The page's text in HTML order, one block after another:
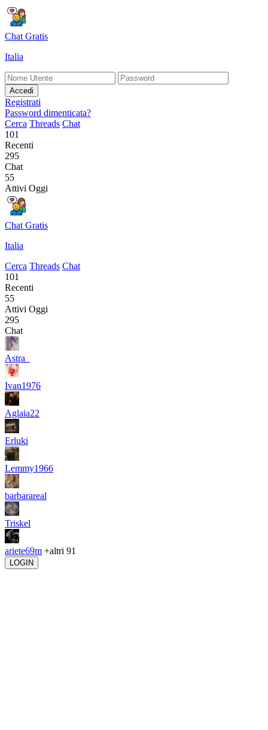
Chat Gratis
Italia
Accedi
Registrati
Password dimenticata?
Cerca Threads Chat
101
Recenti
295
Chat
55
Attivi Oggi
Chat Gratis
Italia
Cerca Threads Chat
101
Recenti
55
Attivi Oggi
295
Chat
Astra_
Ivan1976
Aglaia22
Erluki
Lemmy1966
barbarareal
Triskel
ariete69m +altri 91
LOGIN